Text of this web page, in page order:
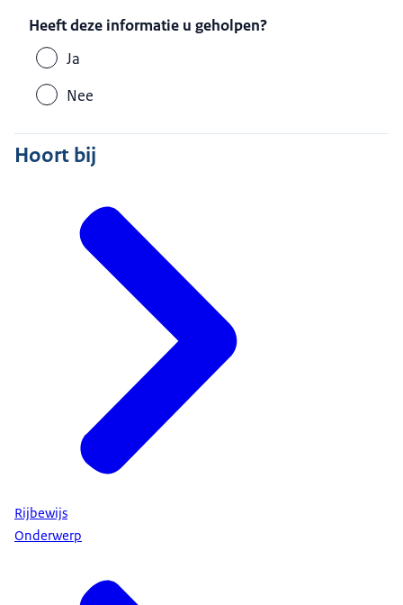
Heeft deze informatie u geholpen?
Ja
Nee
Hoort bij
Rijbewijs
Onderwerp